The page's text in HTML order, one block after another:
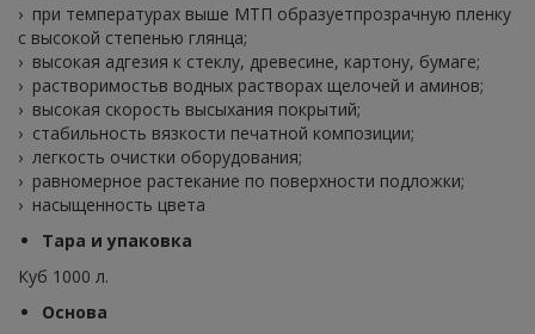
› при температурах выше МТП образуетпрозрачную пленку
с высокой степенью глянца;
› высокая адгезия к стеклу, древесине, картону, бумаге;
› растворимостьв водных растворах щелочей и аминов;
› высокая скорость высыхания покрытий;
› стабильность вязкости печатной композиции;
› легкость очистки оборудования;
› равномерное растекание по поверхности подложки;
› насыщенность цвета
Тара и упаковка
Куб 1000 л.
Основа